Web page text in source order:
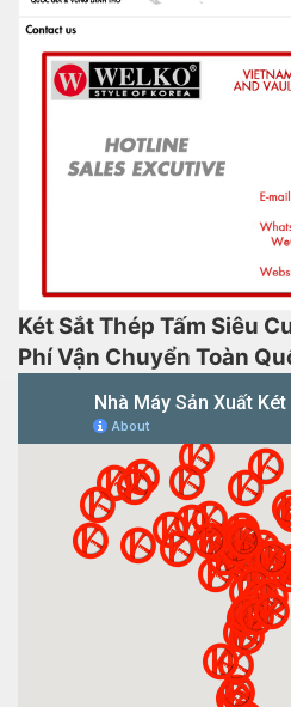
Két Sắt Thép Tấm Siêu
Phí Vận Chuyển Toàn